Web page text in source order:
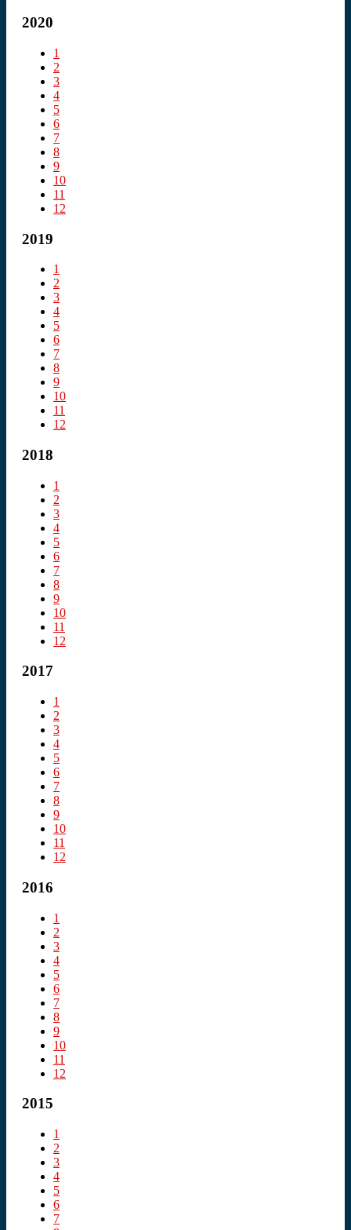
2020
1
2
3
4
5
6
7
8
9
10
11
12
2019
1
2
3
4
5
6
7
8
9
10
11
12
2018
1
2
3
4
5
6
7
8
9
10
11
12
2017
1
2
3
4
5
6
7
8
9
10
11
12
2016
1
2
3
4
5
6
7
8
9
10
11
12
2015
1
2
3
4
5
6
7